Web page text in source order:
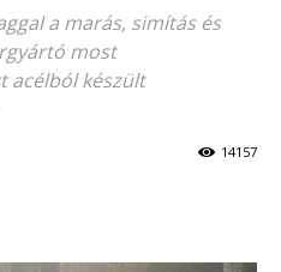
a marás, simítás és
most
acélból készült
14157